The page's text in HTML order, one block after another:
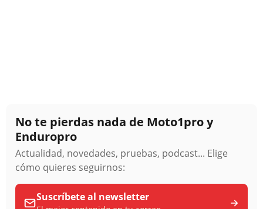
No te pierdas nada de Moto1pro y
Enduropro
Actualidad, novedades, pruebas, podcast... Elige
cómo quieres seguirnos:
Suscríbete al newsletter